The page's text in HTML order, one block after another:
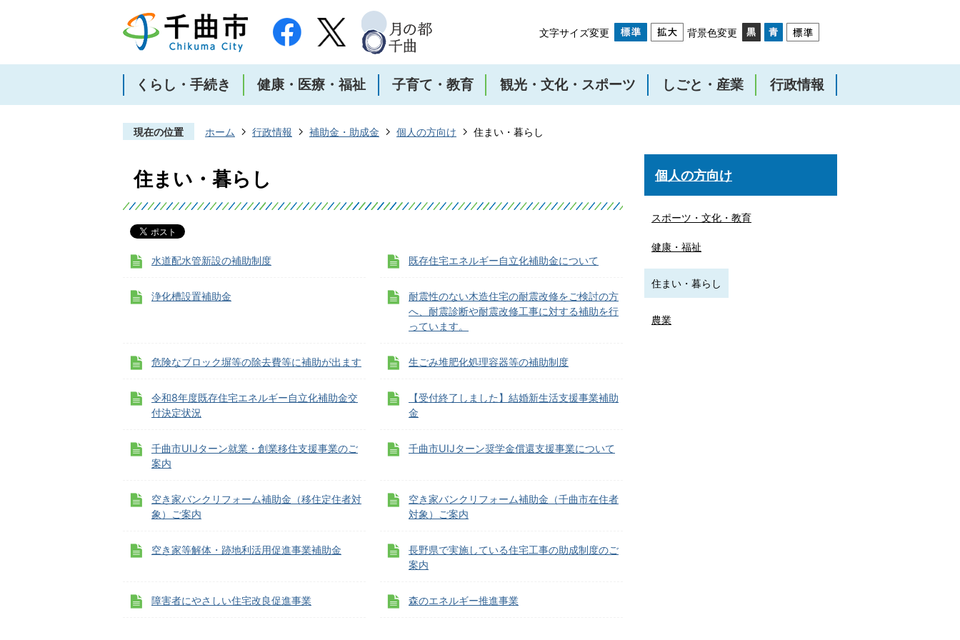
文字サイズ変更 背景色変更
くらし・手続き 健康・医療・福祉 子育て・教育 観光・文化・スポーツ しごと・産業 行政情報
現在の位置 ホーム 行政情報 補助金・助成金 個人の方向け 住まい・暮らし
住まい・暮らし
水道配水管新設の補助制度 既存住宅エネルギー自立化補助金について
浄化槽設置補助金
耐震性のない木造住宅の耐震改修をご検討の方
へ、耐震診断や耐震改修工事に対する補助を行
っています。
危険なブロック塀等の除去費等に補助が出ます 生ごみ堆肥化処理容器等の補助制度
令和8年度既存住宅エネルギー自立化補助金交
付決定状況
【受付終了しました】結婚新生活支援事業補助
金
千曲市UIJターン就業・創業移住支援事業のご
案内
千曲市UIJターン奨学金償還支援事業について
空き家バンクリフォーム補助金（移住定住者対
象）ご案内
空き家バンクリフォーム補助金（千曲市在住者
対象）ご案内
空き家等解体・跡地利活用促進事業補助金
長野県で実施している住宅工事の助成制度のご
案内
障害者にやさしい住宅改良促進事業 森のエネルギー推進事業
個人の方向け
スポーツ・文化・教育
健康・福祉
住まい・暮らし
農業